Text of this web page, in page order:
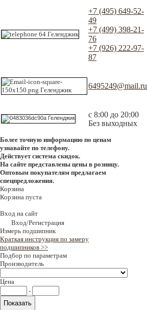
+7 (495) 649-52-
49
+7 (499) 398-21-
76
+7 (926) 222-97-
87
6495249@mail.ru
с 8:00 до 20:00
Без выходных
Более точную информацию по ценам
узнавайте по телефону.
Действует система скидок.
На сайте представлены цены в розницу.
Оптовым покупателям предлагаем
спецпредложения.
Корзина
Корзина пуста
Вход на сайт
Вход/Регистрация
Измерь подшипник
Краткая инструкция по замеру
подшипников >>
Подбор по параметрам
Производитель
Цена
-